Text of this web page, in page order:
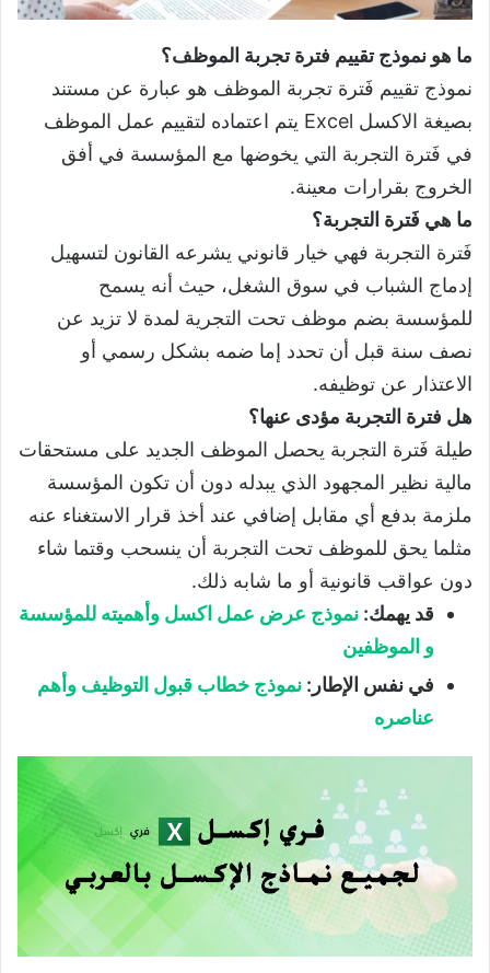
ما هو نموذج تقييم فترة تجربة الموظف؟
نموذج تقييم فَترة تجربة الموظف هو عبارة عن مستند
بصيغة الاكسل Excel يتم اعتماده لتقييم عمل الموظف
في فَترة التجربة التي يخوضها مع المؤسسة في أفق
الخروج بقرارات معينة.
ما هي فَترة التجربة؟
فَترة التجربة فهي خيار قانوني يشرعه القانون لتسهيل
إدماج الشباب في سوق الشغل، حيث أنه يسمح
للمؤسسة بضم موظف تحت التجرية لمدة لا تزيد عن
نصف سنة قبل أن تحدد إما ضمه بشكل رسمي أو
الاعتذار عن توظيفه.
هل فترة التجربة مؤدى عنها؟
طيلة فَترة التجربة يحصل الموظف الجديد على مستحقات
مالية نظير المجهود الذي يبدله دون أن تكون المؤسسة
ملزمة بدفع أي مقابل إضافي عند أخذ قرار الاستغناء عنه
مثلما يحق للموظف تحت التجربة أن ينسحب وقتما شاء
دون عواقب قانونية أو ما شابه ذلك.
قد يهمك: نموذج عرض عمل اكسل وأهميته للمؤسسة
و الموظفين
في نفس الإطار: نموذج خطاب قبول التوظيف وأهم
عناصره